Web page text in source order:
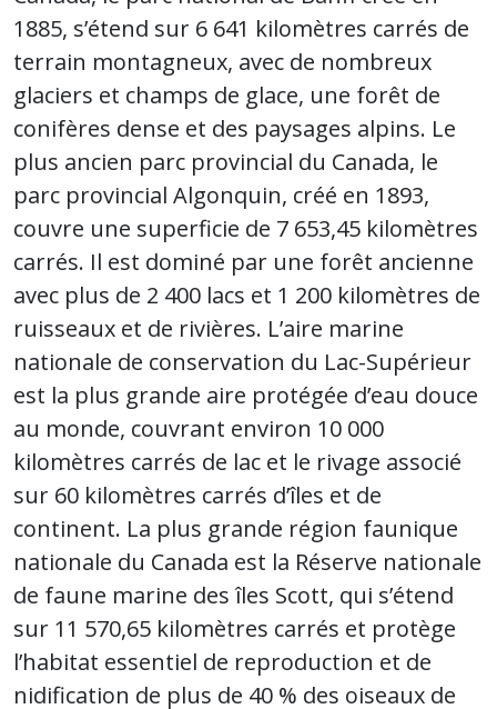
1885, s’étend sur 6 641 kilomètres carrés de
terrain montagneux, avec de nombreux
glaciers et champs de glace, une forêt de
conifères dense et des paysages alpins. Le
plus ancien parc provincial du Canada, le
parc provincial Algonquin, créé en 1893,
couvre une superficie de 7 653,45 kilomètres
carrés. Il est dominé par une forêt ancienne
avec plus de 2 400 lacs et 1 200 kilomètres de
ruisseaux et de rivières. L’aire marine
nationale de conservation du Lac-Supérieur
est la plus grande aire protégée d’eau douce
au monde, couvrant environ 10 000
kilomètres carrés de lac et le rivage associé
sur 60 kilomètres carrés d’îles et de
continent. La plus grande région faunique
nationale du Canada est la Réserve nationale
de faune marine des îles Scott, qui s’étend
sur 11 570,65 kilomètres carrés et protège
l’habitat essentiel de reproduction et de
nidification de plus de 40 % des oiseaux de